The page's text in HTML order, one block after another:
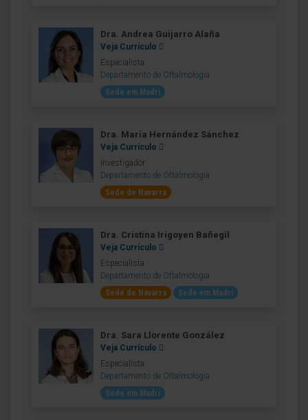
Dra. Andrea Guijarro Alaña
Veja Currículo
Especialista
Departamento de Oftalmologia
Sede em Madri
Dra. María Hernández Sánchez
Veja Currículo
Investigador
Departamento de Oftalmologia
Sede de Navarra
Dra. Cristina Irigoyen Bañegil
Veja Currículo
Especialista
Departamento de Oftalmologia
Sede de Navarra
Sede em Madri
Dra. Sara Llorente González
Veja Currículo
Especialista
Departamento de Oftalmologia
Sede em Madri